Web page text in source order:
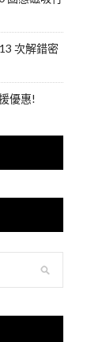
次解錯密
優惠!